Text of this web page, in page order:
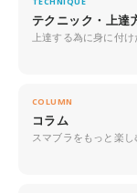
テクニック・上達
上達する為に身に付
COLUMN
コラム
スマブラをもっと楽